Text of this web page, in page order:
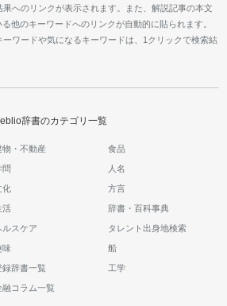
へのリンクが表示されます。また、解説記事の本文
他のキーワードへのリンクが自動的に貼られます。
ワードや気になるキーワードは、1クリックで検索結
辞書のカテゴリ一覧
物・不動産 食品
問 人名
化 方言
活 辞書・百科事典
ルスケア タレント出身地検索
味 船
録辞書一覧 工学
融コラム一覧